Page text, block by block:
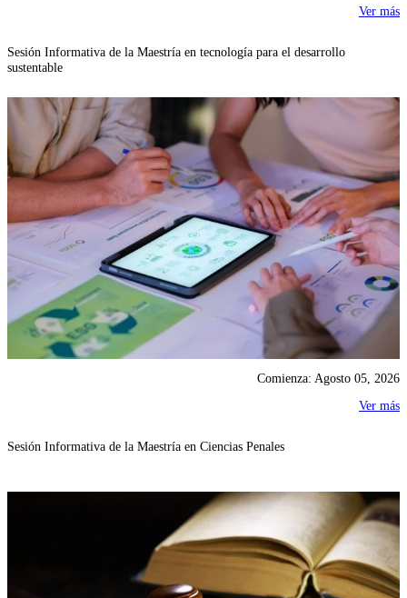
Ver más
Sesión Informativa de la Maestría en tecnología para el desarrollo
sustentable
Comienza: Agosto 05, 2026
Ver más
Sesión Informativa de la Maestría en Ciencias Penales